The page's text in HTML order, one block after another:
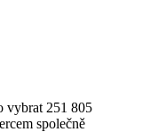
vybrat 251 805
společně